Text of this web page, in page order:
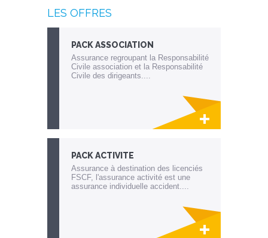
LES OFFRES
PACK ASSOCIATION
Assurance regroupant la Responsabilité
Civile association et la Responsabilité
Civile des dirigeants....
PACK ACTIVITE
Assurance à destination des licenciés
FSCF, l'assurance activité est une
assurance individuelle accident....